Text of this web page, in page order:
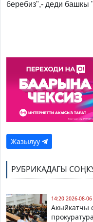
беребиз",- деди башкы
Жазылуу
РУБРИКАДАГЫ
14:20 2026-08-06
Акыйкатчы